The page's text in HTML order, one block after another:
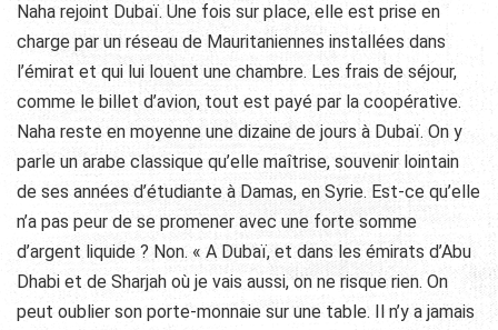
Naha rejoint Dubaï. Une fois sur place, elle est prise en
charge par un réseau de Mauritaniennes installées dans
l’émirat et qui lui louent une chambre. Les frais de séjour,
comme le billet d’avion, tout est payé par la coopérative.
Naha reste en moyenne une dizaine de jours à Dubaï. On y
parle un arabe classique qu’elle maîtrise, souvenir lointain
de ses années d’étudiante à Damas, en Syrie. Est-ce qu’elle
n’a pas peur de se promener avec une forte somme
d’argent liquide ? Non. « A Dubaï, et dans les émirats d’Abu
Dhabi et de Sharjah où je vais aussi, on ne risque rien. On
peut oublier son porte-monnaie sur une table. Il n’y a jamais